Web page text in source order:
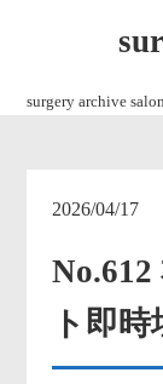
surgery archive salon
2026/04/17
ト即時